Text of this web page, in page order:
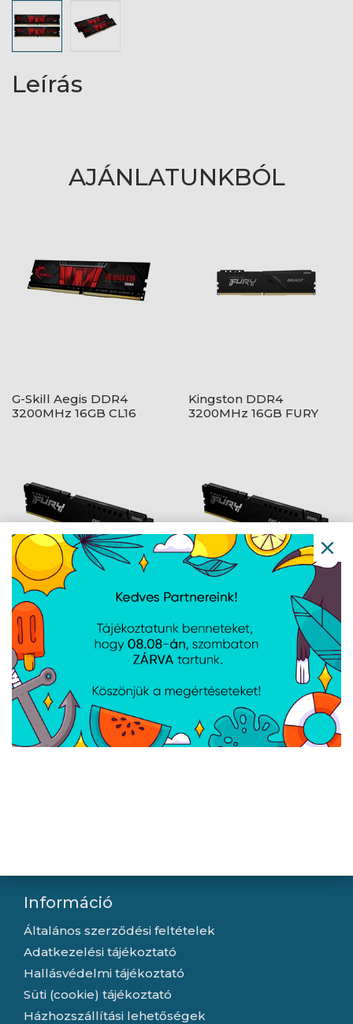
Leírás
AJÁNLATUNKBÓL
G-Skill Aegis DDR4
3200MHz 16GB CL16
Kingston DDR4
3200MHz 16GB FURY
Kingston DDR5
5200MHz 16GB FURY
Beast Black CL40 1,2V
Kingston DDR5
5600MHz 16GB FURY
Beast Black CL40 1,2V
Navigáció
Információ
Általános szerződési feltételek
Adatkezelési tájékoztató
Hallásvédelmi tájékoztató
Süti (cookie) tájékoztató
Házhozszállítási lehetőségek